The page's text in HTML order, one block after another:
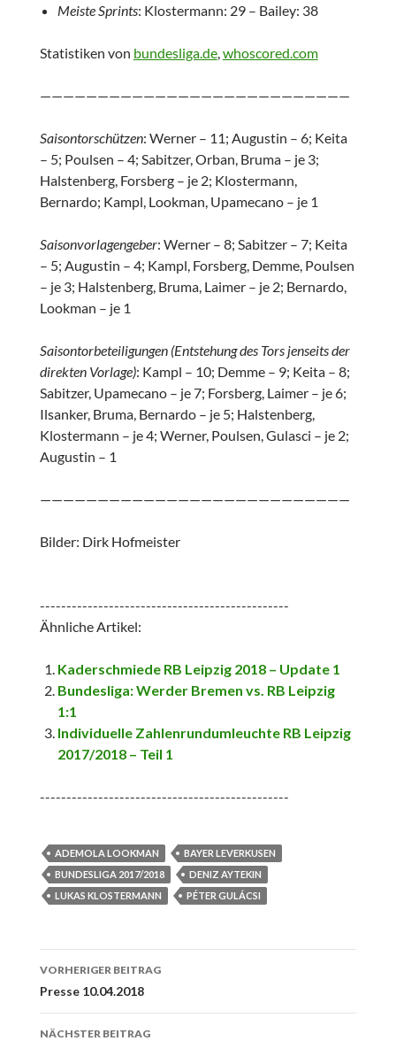
Meiste Sprints: Klostermann: 29 – Bailey: 38
Statistiken von bundesliga.de, whoscored.com
———————————————————————————
Saisontorschützen: Werner – 11; Augustin – 6; Keita
– 5; Poulsen – 4; Sabitzer, Orban, Bruma – je 3;
Halstenberg, Forsberg – je 2; Klostermann,
Bernardo; Kampl, Lookman, Upamecano – je 1
Saisonvorlagengeber: Werner – 8; Sabitzer – 7; Keita
– 5; Augustin – 4; Kampl, Forsberg, Demme, Poulsen
– je 3; Halstenberg, Bruma, Laimer – je 2; Bernardo,
Lookman – je 1
Saisontorbeteiligungen (Entstehung des Tors jenseits der
direkten Vorlage): Kampl – 10; Demme – 9; Keita – 8;
Sabitzer, Upamecano – je 7; Forsberg, Laimer – je 6;
Ilsanker, Bruma, Bernardo – je 5; Halstenberg,
Klostermann – je 4; Werner, Poulsen, Gulasci – je 2;
Augustin – 1
———————————————————————————
Bilder: Dirk Hofmeister
-----------------------------------------------
Ähnliche Artikel:
Kaderschmiede RB Leipzig 2018 – Update 1
Bundesliga: Werder Bremen vs. RB Leipzig
1:1
Individuelle Zahlenrundumleuchte RB Leipzig
2017/2018 – Teil 1
-----------------------------------------------
ADEMOLA LOOKMAN
BAYER LEVERKUSEN
BUNDESLIGA 2017/2018
DENIZ AYTEKIN
LUKAS KLOSTERMANN
PÉTER GULÁCSI
Beitrags-
Navigation
VORHERIGER BEITRAG
Presse 10.04.2018
NÄCHSTER BEITRAG